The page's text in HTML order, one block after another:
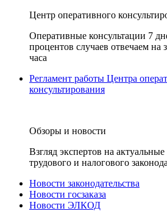
Центр оперативного
Оперативные консультации 7
процентов случаев отвечаем на
часа
Регламент работы Центра
консультирования
Обзоры и новости
Взгляд экспертов на
трудового и налогового
Новости законодательства
Новости госзаказа
Новости ЭЛКОД